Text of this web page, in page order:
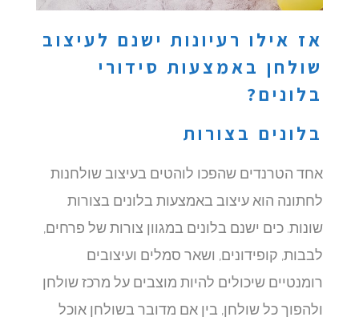
אז אילו רעיונות ישנם לעיצוב
שולחן באמצעות סידורי
בלונים?
בלונים בצורות
אחד הטרנדים שהפכו לוהטים בעיצוב שולחנות
לחתונה הוא עיצוב באמצעות בלונים בצורות
שונות. כים ישנם בלונים במגוון צורות של פרחים,
לבבות, קופידונים, ושאר סמלים ועיצובים
רומנטיים שיכולים להיות מוצבים על מרכז שולחן
ולהפוך כל שולחן, בין אם מדובר בשולחן אוכל